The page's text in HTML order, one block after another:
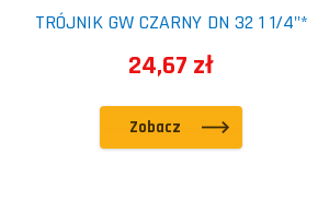
TRÓJNIK GW CZARNY DN 32 1 1/4"*
24,67 zł
Zobacz